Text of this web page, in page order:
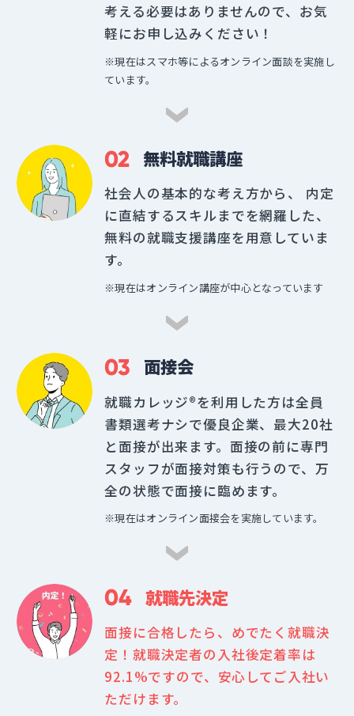
考える必要はありませんので、お気
軽にお申し込みください！
※現在はスマホ等によるオンライン面談を実施し
ています。
02 無料就職講座
社会人の基本的な考え方から、 内定
に直結するスキルまでを網羅した、
無料の就職支援講座を用意していま
す。
※現在はオンライン講座が中心となっています
03 面接会
就職カレッジ®を利用した方は全員
書類選考ナシで優良企業、最大20社
と面接が出来ます。面接の前に専門
スタッフが面接対策も行うので、万
全の状態で面接に臨めます。
※現在はオンライン面接会を実施しています。
04 就職先決定
面接に合格したら、めでたく就職決
定！就職決定者の入社後定着率は
92.1%ですので、安心してご入社い
ただけます。